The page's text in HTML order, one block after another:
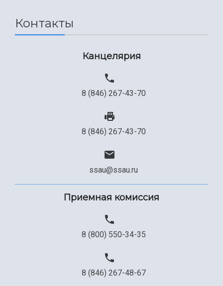
Сведения об образовательной организации
Контакты
Канцелярия
8 (846) 267-43-70
8 (846) 267-43-70
ssau@ssau.ru
Приемная комиссия
8 (800) 550-34-35
8 (846) 267-48-67